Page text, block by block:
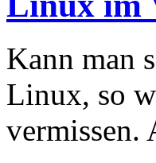
Kann man
Linux, so
vermissen.